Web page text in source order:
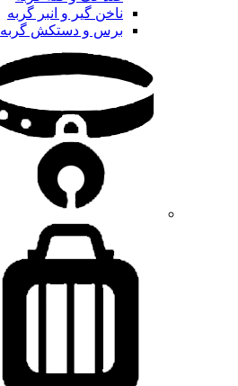
ناخن گیر و انبر گربه
برس و دستکش گربه